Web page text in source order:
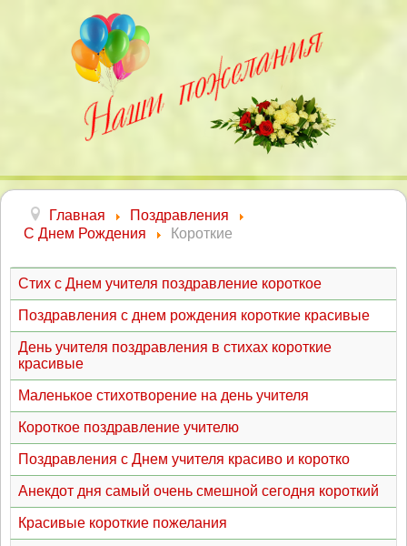
Главная
Поздравления
С Днем Рождения
Короткие
Стих с Днем учителя поздравление короткое
Поздравления с днем рождения короткие красивые
День учителя поздравления в стихах короткие
красивые
Маленькое стихотворение на день учителя
Короткое поздравление учителю
Поздравления с Днем учителя красиво и коротко
Анекдот дня самый очень смешной сегодня короткий
Красивые короткие пожелания